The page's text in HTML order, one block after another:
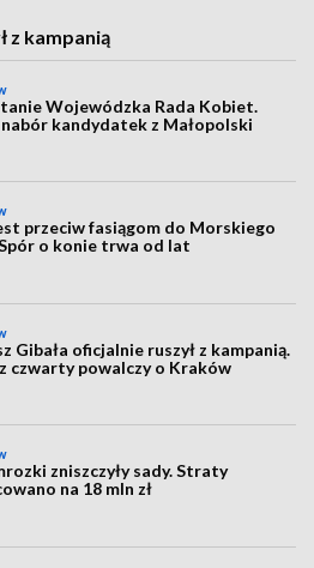
z kampanią
Wojewódzka Rada Kobiet.
kandydatek z Małopolski
przeciw fasiągom do Morskiego
o konie trwa od lat
Gibała oficjalnie ruszył z kampanią.
czwarty powalczy o Kraków
zniszczyły sady. Straty
na 18 mln zł